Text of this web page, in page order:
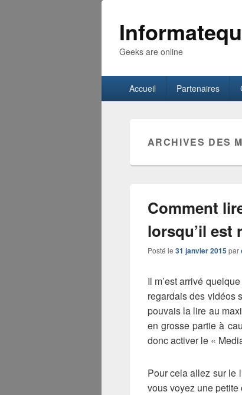
Geeks are online
principalAccueil Partenaires
ARCHIVES DES
Comment
lorsqu’il est
Posté le 31 janvier 2015par
Il m’est arrivé
regardais des vidéos
pouvais la lire au
en grosse partie à
donc activer le «
Pour cela allez sur le
vous voyez une